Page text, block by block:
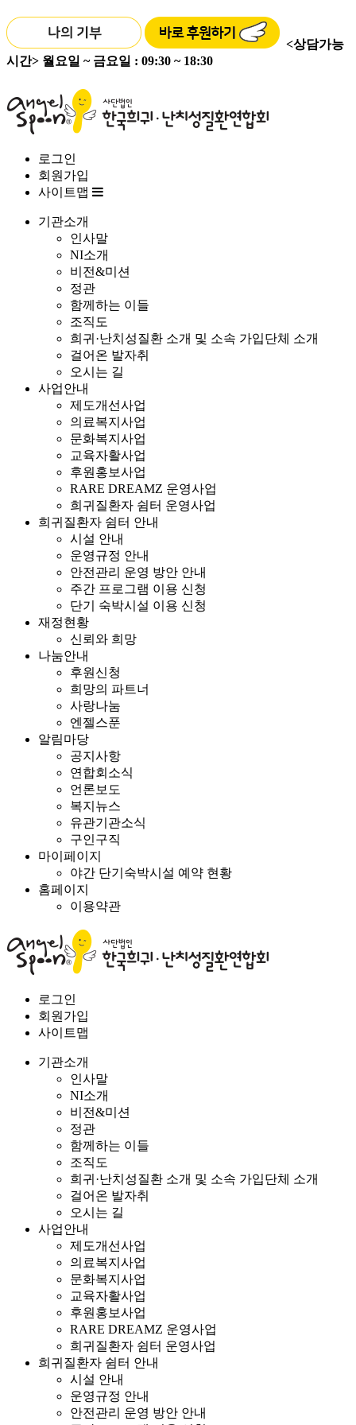
<상담가능
시간> 월요일 ~ 금요일 : 09:30 ~ 18:30
로그인
회원가입
사이트맵
기관소개
인사말
NI소개
비전&미션
정관
함께하는 이들
조직도
희귀·난치성질환 소개 및 소속 가입단체 소개
걸어온 발자취
오시는 길
사업안내
제도개선사업
의료복지사업
문화복지사업
교육자활사업
후원홍보사업
RARE DREAMZ 운영사업
희귀질환자 쉼터 운영사업
희귀질환자 쉼터 안내
시설 안내
운영규정 안내
안전관리 운영 방안 안내
주간 프로그램 이용 신청
단기 숙박시설 이용 신청
재정현황
신뢰와 희망
나눔안내
후원신청
희망의 파트너
사랑나눔
엔젤스푼
알림마당
공지사항
연합회소식
언론보도
복지뉴스
유관기관소식
구인구직
마이페이지
야간 단기숙박시설 예약 현황
홈페이지
이용약관
로그인
회원가입
사이트맵
기관소개
인사말
NI소개
비전&미션
정관
함께하는 이들
조직도
희귀·난치성질환 소개 및 소속 가입단체 소개
걸어온 발자취
오시는 길
사업안내
제도개선사업
의료복지사업
문화복지사업
교육자활사업
후원홍보사업
RARE DREAMZ 운영사업
희귀질환자 쉼터 운영사업
희귀질환자 쉼터 안내
시설 안내
운영규정 안내
안전관리 운영 방안 안내